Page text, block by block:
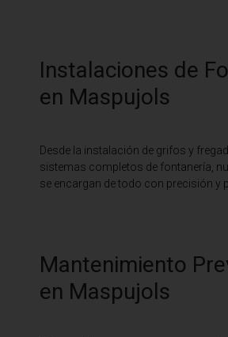
Instalaciones de
en Maspujols
Desde la instalación de grifos y
sistemas completos de fontanería,
se encargan de todo con precisión y
Mantenimiento
en Maspujols